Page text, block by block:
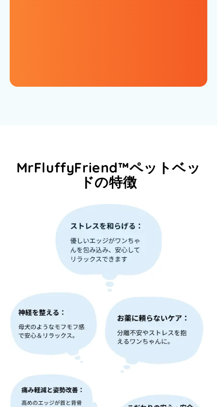
MrFluffyFriend™ペットベッ
ドの特徴